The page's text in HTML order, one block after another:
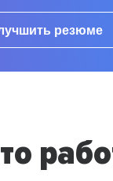
резюме